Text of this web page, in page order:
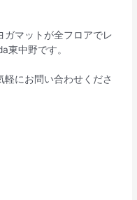
ガマットが全フロアでレ
東中野です。
軽にお問い合わせくださ